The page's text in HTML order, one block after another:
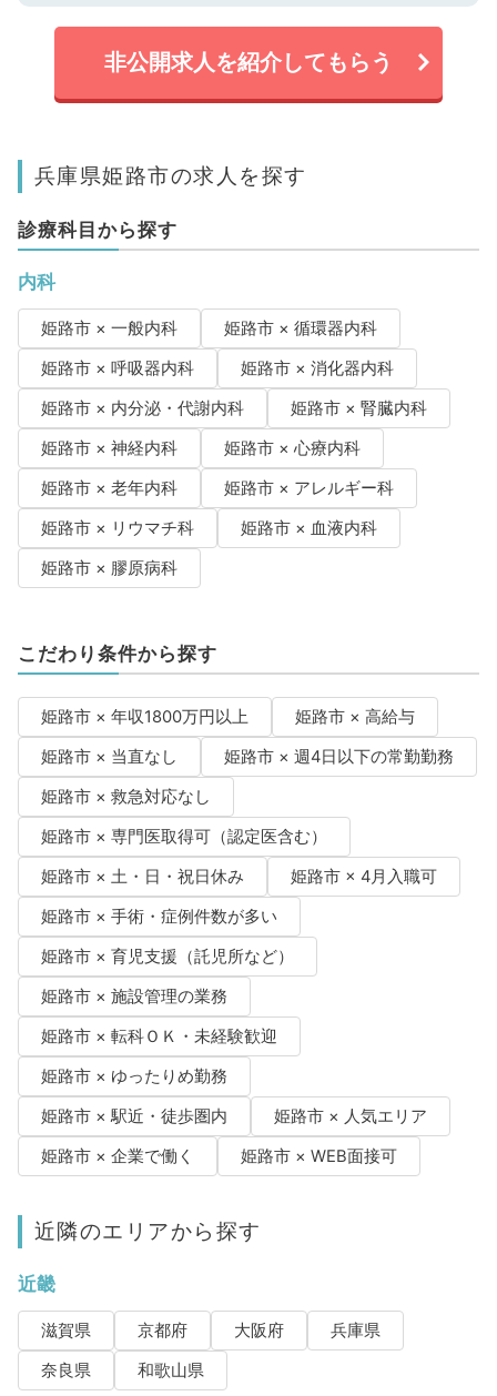
非公開求人を紹介してもらう
兵庫県姫路市の求人を探す
診療科目から探す
内科
姫路市 × 一般内科
姫路市 × 循環器内科
姫路市 × 呼吸器内科
姫路市 × 消化器内科
姫路市 × 内分泌・代謝内科
姫路市 × 腎臓内科
姫路市 × 神経内科
姫路市 × 心療内科
姫路市 × 老年内科
姫路市 × アレルギー科
姫路市 × リウマチ科
姫路市 × 血液内科
姫路市 × 膠原病科
こだわり条件から探す
姫路市 × 年収1800万円以上
姫路市 × 高給与
姫路市 × 当直なし
姫路市 × 週4日以下の常勤勤務
姫路市 × 救急対応なし
姫路市 × 専門医取得可（認定医含む）
姫路市 × 土・日・祝日休み
姫路市 × 4月入職可
姫路市 × 手術・症例件数が多い
姫路市 × 育児支援（託児所など）
姫路市 × 施設管理の業務
姫路市 × 転科ＯＫ・未経験歓迎
姫路市 × ゆったりめ勤務
姫路市 × 駅近・徒歩圏内
姫路市 × 人気エリア
姫路市 × 企業で働く
姫路市 × WEB面接可
近隣のエリアから探す
近畿
滋賀県 京都府 大阪府
兵庫県
奈良県
和歌山県